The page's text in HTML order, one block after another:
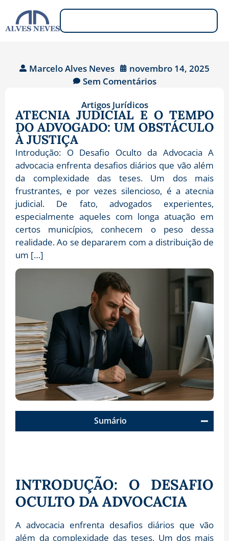
Marcelo Alves Neves
novembro 14, 2025
Sem Comentários
Artigos Jurídicos
ATECNIA JUDICIAL E O TEMPO
DO ADVOGADO: UM OBSTÁCULO
À JUSTIÇA
Introdução: O Desafio Oculto da Advocacia A
advocacia enfrenta desafios diários que vão além
da complexidade das teses. Um dos mais
frustrantes, e por vezes silencioso, é a atecnia
judicial. De fato, advogados experientes,
especialmente aqueles com longa atuação em
certos municípios, conhecem o peso dessa
realidade. Ao se depararem com a distribuição de
um […]
Sumário
INTRODUÇÃO: O DESAFIO
OCULTO DA ADVOCACIA
A advocacia enfrenta desafios diários que vão
além da complexidade das teses. Um dos mais